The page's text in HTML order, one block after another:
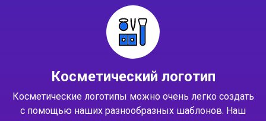
Косметический логотип
Косметические логотипы можно очень легко создать
с помощью наших разнообразных шаблонов. Наш